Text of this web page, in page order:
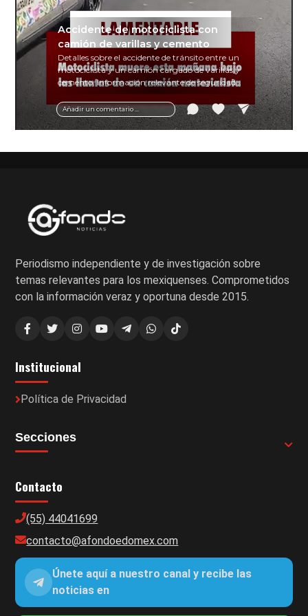
Añadir un comentario ...
Accidente de motociclista con
camión de varillas y cemento
Detalles sobre el accidente de tránsito entre un
motociclista y un camión cargado de varillas y
cemento. Información relevante de seguridad
vial y recomendaciones para motociclistas.
Periodismo independiente y de investigación sobre
temas relevantes para los mexiquenses. Comprometidos
con la información veraz y oportuna desde 2015.
Institucional
Política de Privacidad
Secciones
Contacto
(55) 44041699
contacto@afondoedomex.com
Únete aquí a nuestro canal y recibe las
noticias en